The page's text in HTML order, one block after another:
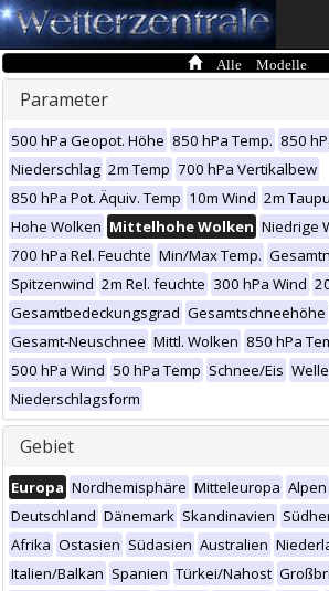
Alle Modelle
Parameter
500 hPa Geopot. Höhe 850 hPa Temp. 850
Niederschlag 2m Temp 700 hPa Vertikalbew
850 hPa Pot. Äquiv. Temp 10m Wind 2m
Hohe Wolken Mittelhohe Wolken Niedrige
700 hPa Rel. Feuchte Min/Max Temp.
Spitzenwind 2m Rel. feuchte 300 hPa Wind
Gesamtbedeckungsgrad Gesamtschneehöhe
Gesamt-Neuschnee Mittl. Wolken 850 hPa
500 hPa Wind 50 hPa Temp Schnee/Eis
Niederschlagsform
Gebiet
Europa Nordhemisphäre Mitteleuropa Alpen
Deutschland Dänemark Skandinavien
Afrika Ostasien Südasien Australien
Italien/Balkan Spanien Türkei/Nahost